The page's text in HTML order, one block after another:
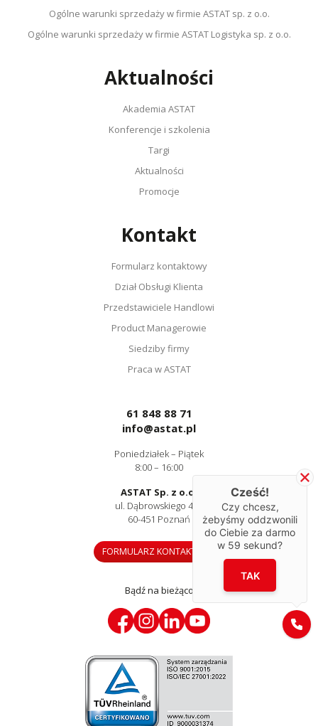
Ogólne warunki sprzedaży w firmie ASTAT sp. z o.o.
Ogólne warunki sprzedaży w firmie ASTAT Logistyka sp. z o.o.
Aktualności
Akademia ASTAT
Konferencje i szkolenia
Targi
Aktualności
Promocje
Kontakt
Formularz kontaktowy
Dział Obsługi Klienta
Przedstawiciele Handlowi
Product Managerowie
Siedziby firmy
Praca w ASTAT
61 848 88 71
info@astat.pl
Poniedziałek – Piątek
8:00 – 16:00
ASTAT Sp. z o.o.
ul. Dąbrowskiego 441
60-451 Poznań
FORMULARZ KONTAKTOWY
Bądź na bieżąco
Cześć!
Czy chcesz,
żebyśmy oddzwonili
do Ciebie za darmo
w 59 sekund?
TAK